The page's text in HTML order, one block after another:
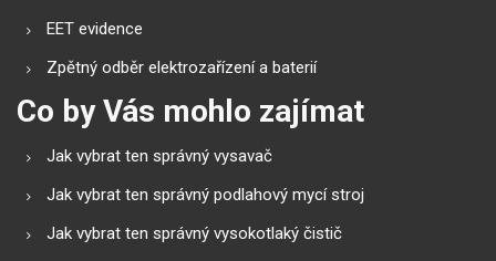
EET evidence
Zpětný odběr elektrozařízení a baterií
Co by Vás mohlo zajímat
Jak vybrat ten správný vysavač
Jak vybrat ten správný podlahový mycí stroj
Jak vybrat ten správný vysokotlaký čistič